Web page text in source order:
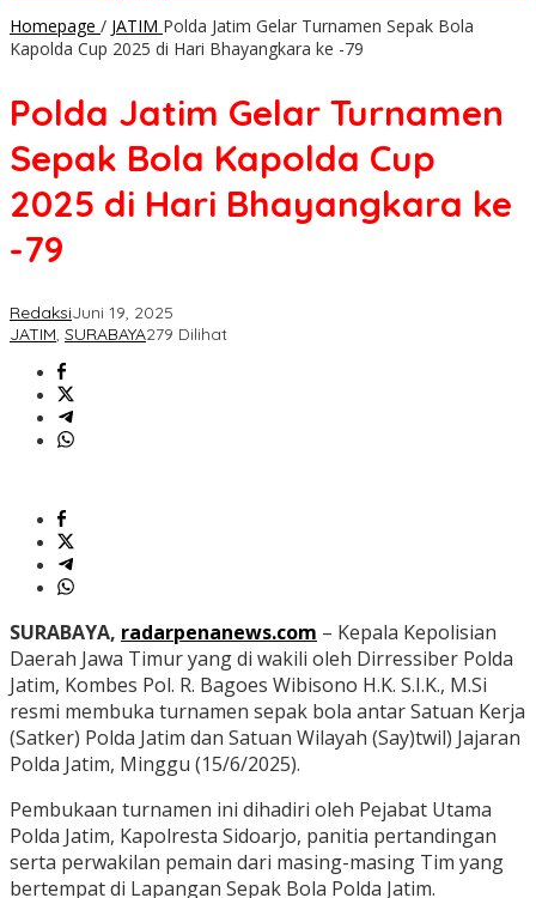
Homepage / JATIM Polda Jatim Gelar Turnamen Sepak Bola
Kapolda Cup 2025 di Hari Bhayangkara ke -79
Polda Jatim Gelar Turnamen
Sepak Bola Kapolda Cup
2025 di Hari Bhayangkara ke
-79
RedaksiJuni 19, 2025
JATIM, SURABAYA279 Dilihat
SURABAYA, radarpenanews.com – Kepala Kepolisian
Daerah Jawa Timur yang di wakili oleh Dirressiber Polda
Jatim, Kombes Pol. R. Bagoes Wibisono H.K. S.I.K., M.Si
resmi membuka turnamen sepak bola antar Satuan Kerja
(Satker) Polda Jatim dan Satuan Wilayah (Say)twil) Jajaran
Polda Jatim, Minggu (15/6/2025).
Pembukaan turnamen ini dihadiri oleh Pejabat Utama
Polda Jatim, Kapolresta Sidoarjo, panitia pertandingan
serta perwakilan pemain dari masing-masing Tim yang
bertempat di Lapangan Sepak Bola Polda Jatim.